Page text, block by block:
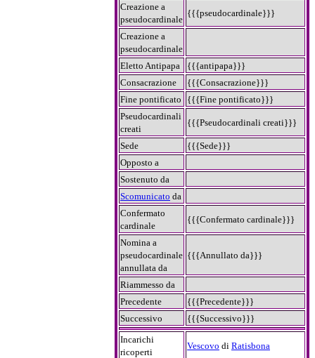
Creazione a
pseudocardinale
{{{pseudocardinale}}}
Creazione a
pseudocardinale
Eletto Antipapa
{{{antipapa}}}
Consacrazione
{{{Consacrazione}}}
Fine pontificato
{{{Fine pontificato}}}
Pseudocardinali
creati
{{{Pseudocardinali creati}}}
Sede
{{{Sede}}}
Opposto a
Sostenuto da
Scomunicato da
Confermato
cardinale
{{{Confermato cardinale}}}
Nomina a
pseudocardinale
annullata da
{{{Annullato da}}}
Riammesso da
Precedente
{{{Precedente}}}
Successivo
{{{Successivo}}}
Incarichi
ricoperti
Vescovo di Ratisbona